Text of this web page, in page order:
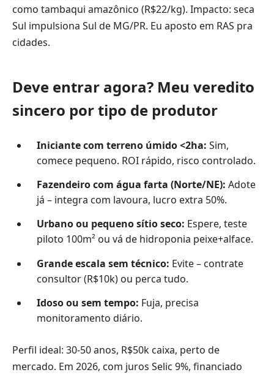
como tambaqui amazônico (R$22/kg). Impacto: seca
Sul impulsiona Sul de MG/PR. Eu aposto em RAS pra
cidades.
Deve entrar agora? Meu veredito
sincero por tipo de produtor
Iniciante com terreno úmido <2ha: Sim,
comece pequeno. ROI rápido, risco controlado.
Fazendeiro com água farta (Norte/NE): Adote
já – integra com lavoura, lucro extra 50%.
Urbano ou pequeno sítio seco: Espere, teste
piloto 100m² ou vá de hidroponia peixe+alface.
Grande escala sem técnico: Evite – contrate
consultor (R$10k) ou perca tudo.
Idoso ou sem tempo: Fuja, precisa
monitoramento diário.
Perfil ideal: 30-50 anos, R$50k caixa, perto de
mercado. Em 2026, com juros Selic 9%, financiado